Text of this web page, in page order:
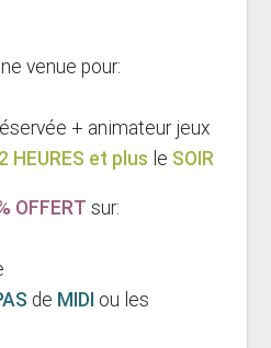
venue pour:
+ animateur jeux
2 HEURES et plus le SOIR
OFFERT sur:
de MIDI ou les